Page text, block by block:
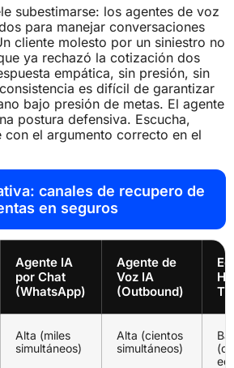
subestimarse: los agentes de voz
para manejar conversaciones
cliente molesto por un siniestro no
ya rechazó la cotización dos
empática, sin presión, sin
es difícil de garantizar
bajo presión de metas. El agente
postura defensiva. Escucha,
con el argumento correcto en el
canales de recupero de
en seguros
Agente IA
por Chat
(WhatsApp)
Agente de
Voz IA
(Outbound)
Alta (miles
simultáneos)
Alta (cientos
simultáneos)